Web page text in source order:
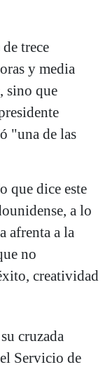
trece
y media
sino que
"una de las
que dice este
a lo
afrenta a la
no
creatividad
cruzada
Servicio de